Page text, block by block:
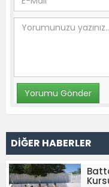
DİĞER HABERLER